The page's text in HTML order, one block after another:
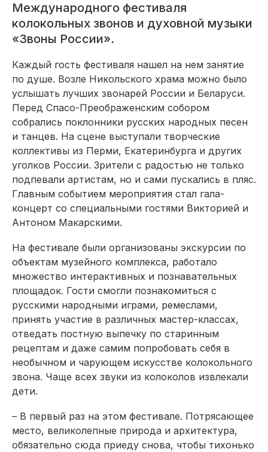
Международного фестиваля
колокольных звонов и духовной музыки
«Звоны России».
Каждый гость фестиваля нашел на нем занятие
по душе. Возле Никольского храма можно было
услышать лучших звонарей России и Беларуси.
Перед Спасо-Преображенским собором
собрались поклонники русских народных песен
и танцев. На сцене выступали творческие
коллективы из Перми, Екатеринбурга и других
уголков России. Зрители с радостью не только
подпевали артистам, но и сами пускались в пляс.
Главным событием мероприятия стал гала-
концерт со специальными гостями Викторией и
Антоном Макарскими.
На фестивале были организованы экскурсии по
объектам музейного комплекса, работало
множество интерактивных и познавательных
площадок. Гости смогли познакомиться с
русскими народными играми, ремеслами,
принять участие в различных мастер-классах,
отведать постную выпечку по старинным
рецептам и даже самим попробовать себя в
необычном и чарующем искусстве колокольного
звона. Чаще всех звуки из колоколов извлекали
дети.
– В первый раз на этом фестивале. Потрясающее
место, великолепные природа и архитектура,
обязательно сюда приеду снова, чтобы тихонько